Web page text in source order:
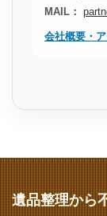
MAIL：
会社概要・
遺品整理から